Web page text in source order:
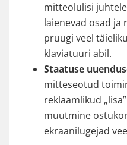
mitteolulisi
laienevad osad ja
pruugi veel
klaviatuuri abil.
Staatuse
mitteseotud
reklaamlikud
muutmine
ekraanilugejad